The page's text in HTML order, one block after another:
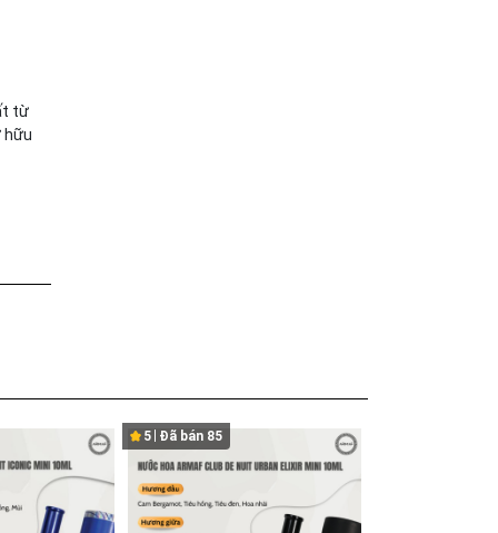
từ
hữu
5 Đã bán 85